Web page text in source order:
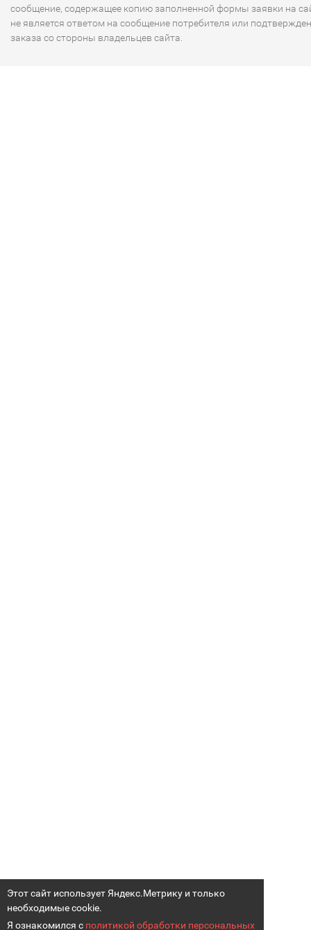
Этот сайт использует Яндекс.Метрику и только
необходимые cookie.
Я ознакомился с политикой обработки персональных
сообщение, содержащее копию заполненной формы заявки на
не является ответом на сообщение потребителя или
заказа со стороны владельцев сайта.